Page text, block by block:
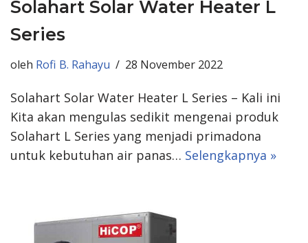
Solahart Solar Water Heater L
Series
oleh Rofi B. Rahayu 28 November 2022
Solahart Solar Water Heater L Series – Kali ini
Kita akan mengulas sedikit mengenai produk
Solahart L Series yang menjadi primadona
untuk kebutuhan air panas… Selengkapnya »